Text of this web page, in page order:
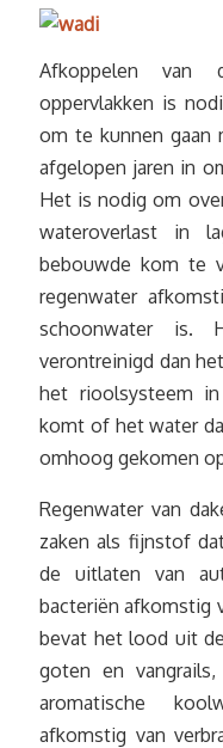
Afkoppelen van
oppervlakken is
om te kunnen gaan
afgelopen jaren in
Het is nodig om
wateroverlast in
bebouwde kom te
regenwater
schoonwater is.
verontreinigd dan
het rioolsysteem
komt of het water
omhoog gekomen
Regenwater van
zaken als fijnstof
de uitlaten van
bacteriën afkomstig
bevat het lood uit
goten en vangrails,
aromatische
afkomstig van